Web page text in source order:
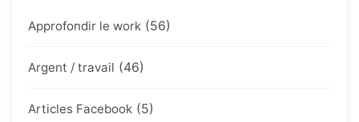
Approfondir le work (56)
Argent / travail (46)
Articles Facebook (5)